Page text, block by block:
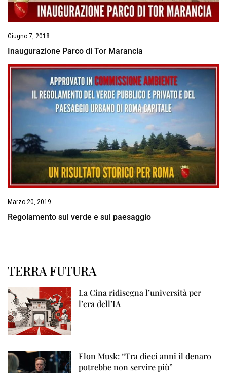
Giugno 7, 2018
Inaugurazione Parco di Tor Marancia
Marzo 20, 2019
Regolamento sul verde e sul paesaggio
TERRA FUTURA
La Cina ridisegna l’università per
l’era dell’IA
Elon Musk: “Tra dieci anni il denaro
potrebbe non servire più”